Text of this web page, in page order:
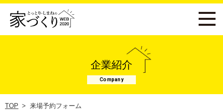
企業紹介
Company
TOP 来場予約フォーム